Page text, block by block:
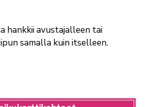
hankkii avustajalleen tai
samalla kuin itselleen.